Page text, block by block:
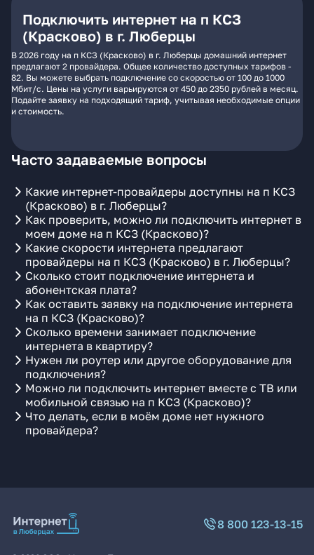
Подключить интернет на п КСЗ
(Красково) в г. Люберцы
В 2026 году на п КСЗ (Красково) в г. Люберцы домашний интернет
предлагают 2 провайдера. Общее количество доступных тарифов -
82. Вы можете выбрать подключение со скоростью от 100 до 1000
Мбит/с. Цены на услуги варьируются от 450 до 2350 рублей в месяц.
Подайте заявку на подходящий тариф, учитывая необходимые опции
и стоимость.
Часто задаваемые вопросы
Какие интернет-провайдеры доступны на п КСЗ
(Красково) в г. Люберцы?
Как проверить, можно ли подключить интернет в
моем доме на п КСЗ (Красково)?
Какие скорости интернета предлагают
провайдеры на п КСЗ (Красково) в г. Люберцы?
Сколько стоит подключение интернета и
абонентская плата?
Как оставить заявку на подключение интернета
на п КСЗ (Красково)?
Сколько времени занимает подключение
интернета в квартиру?
Нужен ли роутер или другое оборудование для
подключения?
Можно ли подключить интернет вместе с ТВ или
мобильной связью на п КСЗ (Красково)?
Что делать, если в моём доме нет нужного
провайдера?
8 800 123-13-15